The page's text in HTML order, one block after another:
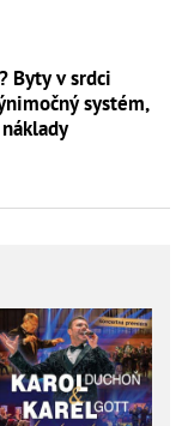
Byty v srdci
systém,